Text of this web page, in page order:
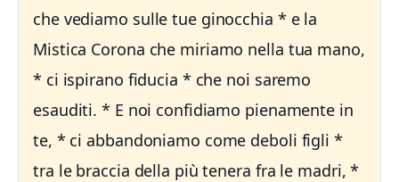
che vediamo sulle tue ginocchia * e la
Mistica Corona che miriamo nella tua mano,
* ci ispirano fiducia * che noi saremo
esauditi. * E noi confidiamo pienamente in
te, * ci abbandoniamo come deboli figli *
tra le braccia della più tenera fra le madri, *